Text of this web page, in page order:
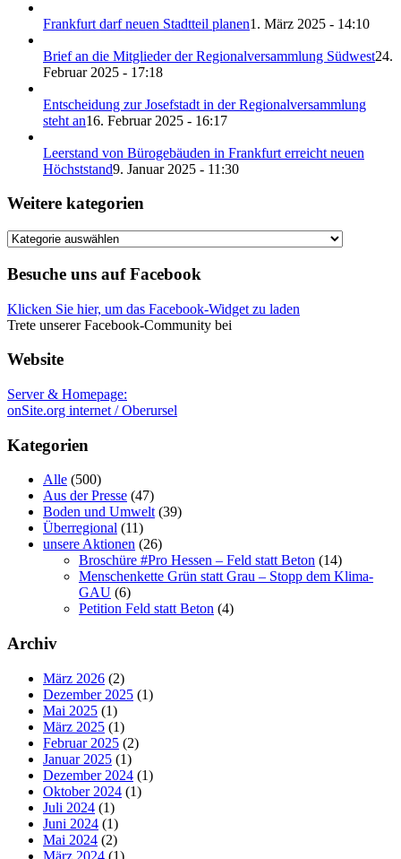
Frankfurt darf neuen Stadtteil planen1. März 2025 - 14:10
Brief an die Mitglieder der Regionalversammlung Südwest24.
Februar 2025 - 17:18
Entscheidung zur Josefstadt in der Regionalversammlung
steht an16. Februar 2025 - 16:17
Leerstand von Bürogebäuden in Frankfurt erreicht neuen
Höchststand9. Januar 2025 - 11:30
Weitere kategorien
Weitere
Besuche uns auf Facebook
Klicken Sie hier, um das Facebook-Widget zu laden
Trete unserer Facebook-Community bei
Website
Server & Homepage:
onSite.org internet / Oberursel
Kategorien
Alle (500)
Aus der Presse (47)
Boden und Umwelt(39)
Überregional (11)
unsere Aktionen (26)
Broschüre #Pro Hessen – Feld statt Beton (14)
Menschenkette Grün statt Grau – Stopp dem Klima-
GAU (6)
Petition Feld statt Beton (4)
Archiv
März 2026 (2)
Dezember 2025 (1)
Mai 2025 (1)
März 2025 (1)
Februar 2025 (2)
Januar 2025 (1)
Dezember 2024 (1)
Oktober 2024 (1)
Juli 2024 (1)
Juni 2024 (1)
Mai 2024 (2)
März 2024 (1)